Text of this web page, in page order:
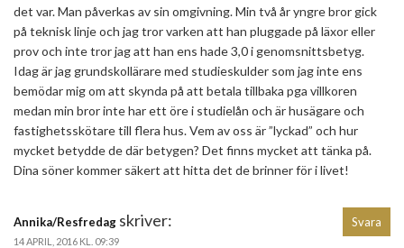
det var. Man påverkas av sin omgivning. Min två år yngre bror gick
på teknisk linje och jag tror varken att han pluggade på läxor eller
prov och inte tror jag att han ens hade 3,0 i genomsnittsbetyg.
Idag är jag grundskollärare med studieskulder som jag inte ens
bemödar mig om att skynda på att betala tillbaka pga villkoren
medan min bror inte har ett öre i studielån och är husägare och
fastighetsskötare till flera hus. Vem av oss är ”lyckad” och hur
mycket betydde de där betygen? Det finns mycket att tänka på.
Dina söner kommer säkert att hitta det de brinner för i livet!
Annika/Resfredag skriver:
14 APRIL, 2016 KL. 09:39
Svara